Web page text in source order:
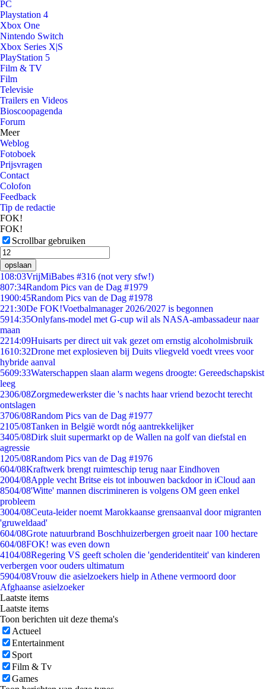
PC
Playstation 4
Xbox One
Nintendo Switch
Xbox Series X|S
PlayStation 5
Film & TV
Film
Televisie
Trailers en Videos
Bioscoopagenda
Forum
Meer
Weblog
Fotoboek
Prijsvragen
Contact
Colofon
Feedback
Tip de redactie
FOK!
FOK!
Scrollbar gebruiken
opslaan
108:03VrijMiBabes #316 (not very sfw!)
807:34Random Pics van de Dag #1979
1900:45Random Pics van de Dag #1978
221:30De FOK!Voetbalmanager 2026/2027 is begonnen
5914:35Onlyfans-model met G-cup wil als NASA-ambassadeur naar
maan
2214:09Huisarts per direct uit vak gezet om ernstig alcoholmisbruik
1610:32Drone met explosieven bij Duits vliegveld voedt vrees voor
hybride aanval
5609:33Waterschappen slaan alarm wegens droogte: Gereedschapskist
leeg
2306/08Zorgmedewerkster die 's nachts haar vriend bezocht terecht
ontslagen
3706/08Random Pics van de Dag #1977
2105/08Tanken in België wordt nóg aantrekkelijker
3405/08Dirk sluit supermarkt op de Wallen na golf van diefstal en
agressie
1205/08Random Pics van de Dag #1976
604/08Kraftwerk brengt ruimteschip terug naar Eindhoven
2004/08Apple vecht Britse eis tot inbouwen backdoor in iCloud aan
8504/08'Witte' mannen discrimineren is volgens OM geen enkel
probleem
3004/08Ceuta-leider noemt Marokkaanse grensaanval door migranten
'gruweldaad'
604/08Grote natuurbrand Boschhuizerbergen groeit naar 100 hectare
604/08FOK! was even down
4104/08Regering VS geeft scholen die 'genderidentiteit' van kinderen
verbergen voor ouders ultimatum
5904/08Vrouw die asielzoekers hielp in Athene vermoord door
Afghaanse asielzoeker
Laatste items
Laatste items
Toon berichten uit deze thema's
Actueel
Entertainment
Sport
Film & Tv
Games